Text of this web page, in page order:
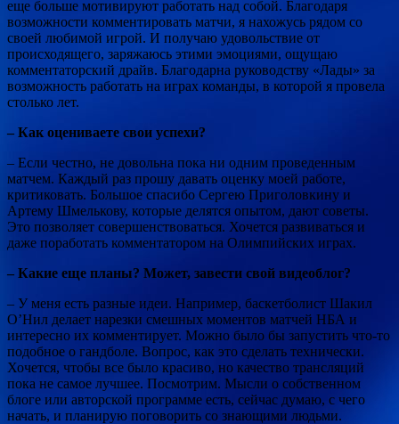
еще больше мотивируют работать над собой. Благодаря
возможности комментировать матчи, я нахожусь рядом со
своей любимой игрой. И получаю удовольствие от
происходящего, заряжаюсь этими эмоциями, ощущаю
комментаторский драйв. Благодарна руководству «Лады» за
возможность работать на играх команды, в которой я провела
столько лет.
– Как оцениваете свои успехи?
– Если честно, не довольна пока ни одним проведенным
матчем. Каждый раз прошу давать оценку моей работе,
критиковать. Большое спасибо Сергею Приголовкину и
Артему Шмелькову, которые делятся опытом, дают советы.
Это позволяет совершенствоваться. Хочется развиваться и
даже поработать комментатором на Олимпийских играх.
– Какие еще планы? Может, завести свой видеоблог?
– У меня есть разные идеи. Например, баскетболист Шакил
O’Нил делает нарезки смешных моментов матчей НБА и
интересно их комментирует. Можно было бы запустить что-то
подобное о гандболе. Вопрос, как это сделать технически.
Хочется, чтобы все было красиво, но качество трансляций
пока не самое лучшее. Посмотрим. Мысли о собственном
блоге или авторской программе есть, сейчас думаю, с чего
начать, и планирую поговорить со знающими людьми.